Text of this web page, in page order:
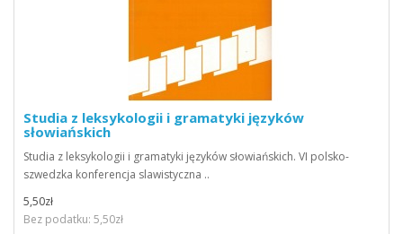
Studia z leksykologii i gramatyki języków
słowiańskich
Studia z leksykologii i gramatyki języków słowiańskich. VI polsko-
szwedzka konferencja slawistyczna ..
5,50zł
Bez podatku: 5,50zł